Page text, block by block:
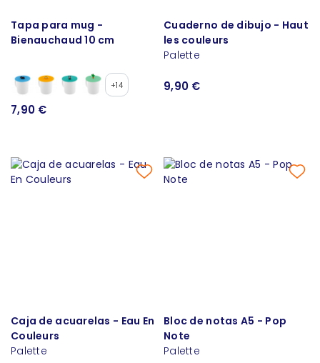
Tapa para mug -
Bienauchaud 10 cm
+14
7,90 €
Cuaderno de dibujo - Haut
les couleurs
Palette
9,90 €
Caja de acuarelas - Eau En
Couleurs
Palette
Bloc de notas A5 - Pop
Note
Palette